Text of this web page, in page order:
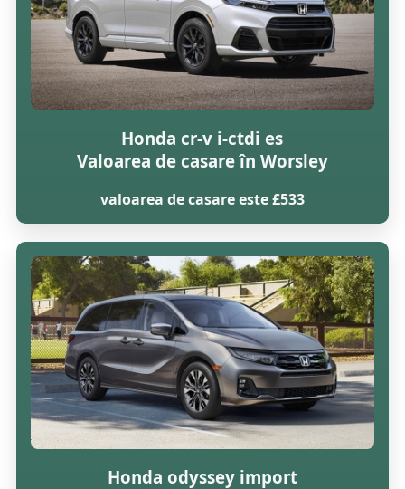
Honda cr-v i-ctdi es
Valoarea de casare în Worsley
valoarea de casare este £533
Honda odyssey import